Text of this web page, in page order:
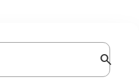
search